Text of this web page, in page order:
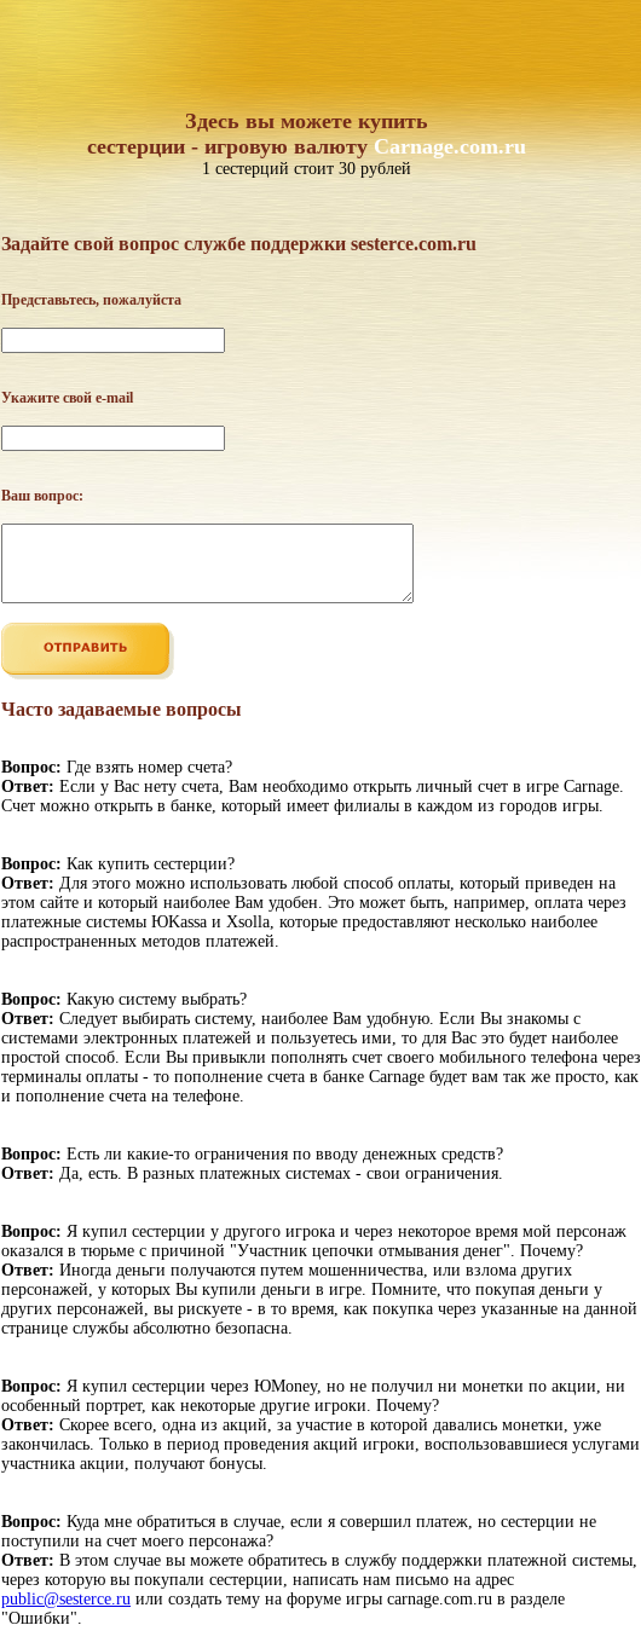
Здесь вы можете купить
сестерции - игровую валютуCarnage.com.ru
1 сестерций стоит 30 рублей
Задайте свой вопрос службе поддержки sesterce.com.ru
Представьтесь, пожалуйста
Укажите свой e-mail
Ваш вопрос:
Часто задаваемые вопросы
Вопрос: Где взять номер счета?
Ответ: Если у Вас нету счета, Вам необходимо открыть личный счет в игре Carnage.
Счет можно открыть в банке, который имеет филиалы в каждом из городов игры.
Вопрос: Как купить сестерции?
Ответ: Для этого можно использовать любой способ оплаты, который приведен на
этом сайте и который наиболее Вам удобен. Это может быть, например, оплата через
платежные системы ЮKassa и Xsolla, которые предоставляют несколько наиболее
распространенных методов платежей.
Вопрос: Какую систему выбрать?
Ответ: Следует выбирать систему, наиболее Вам удобную. Если Вы знакомы с
системами электронных платежей и пользуетесь ими, то для Вас это будет наиболее
простой способ. Если Вы привыкли пополнять счет своего мобильного телефона через
терминалы оплаты - то пополнение счета в банке Carnage будет вам так же просто, как
и пополнение счета на телефоне.
Вопрос: Есть ли какие-то ограничения по вводу денежных средств?
Ответ: Да, есть. В разных платежных системах - свои ограничения.
Вопрос: Я купил сестерции у другого игрока и через некоторое время мой персонаж
оказался в тюрьме с причиной "Участник цепочки отмывания денег". Почему?
Ответ: Иногда деньги получаются путем мошенничества, или взлома других
персонажей, у которых Вы купили деньги в игре. Помните, что покупая деньги у
других персонажей, вы рискуете - в то время, как покупка через указанные на данной
странице службы абсолютно безопасна.
Вопрос: Я купил сестерции через ЮMoney, но не получил ни монетки по акции, ни
особенный портрет, как некоторые другие игроки. Почему?
Ответ: Скорее всего, одна из акций, за участие в которой давались монетки, уже
закончилась. Только в период проведения акций игроки, воспользовавшиеся услугами
участника акции, получают бонусы.
Вопрос: Куда мне обратиться в случае, если я совершил платеж, но сестерции не
поступили на счет моего персонажа?
Ответ: В этом случае вы можете обратитесь в службу поддержки платежной системы,
через которую вы покупали сестерции, написать нам письмо на адрес
public@sesterce.ru или создать тему на форуме игры carnage.com.ru в разделе
"Ошибки".